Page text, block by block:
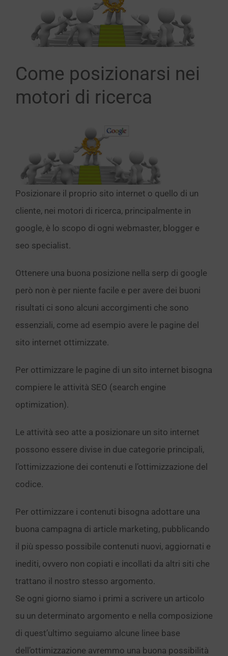
Come posizionarsi nei
motori di ricerca
Posizionare il proprio sito internet o quello di un
cliente, nei motori di ricerca, principalmente in
google, è lo scopo di ogni webmaster, blogger e
seo specialist.
Ottenere una buona posizione nella serp di google
però non è per niente facile e per avere dei buoni
risultati ci sono alcuni accorgimenti che sono
essenziali, come ad esempio avere le pagine del
sito internet ottimizzate.
Per ottimizzare le pagine di un sito internet bisogna
compiere le attività SEO (search engine
optimization).
Le attività seo atte a posizionare un sito internet
possono essere divise in due categorie principali,
l’ottimizzazione dei contenuti e l’ottimizzazione del
codice.
Per ottimizzare i contenuti bisogna adottare una
buona campagna di article marketing, pubblicando
il più spesso possibile contenuti nuovi, aggiornati e
inediti, ovvero non copiati e incollati da altri siti che
trattano il nostro stesso argomento.
Se ogni giorno siamo i primi a scrivere un articolo
su un determinato argomento e nella composizione
di quest’ultimo seguiamo alcune linee base
dell’ottimizzazione avremmo una buona possibilità